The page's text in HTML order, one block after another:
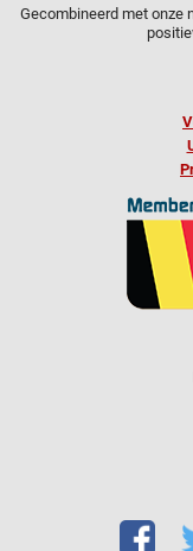
Gecombineerd met onze